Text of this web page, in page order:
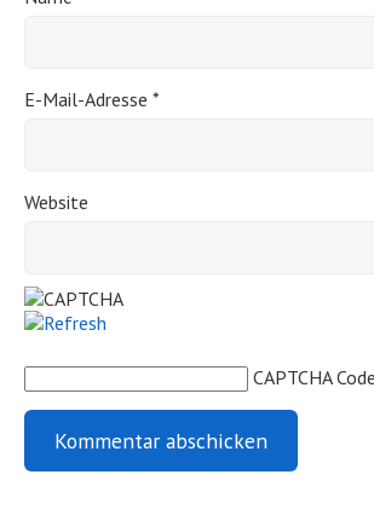
E-Mail-Adresse *
Website
CAPTCHA Code